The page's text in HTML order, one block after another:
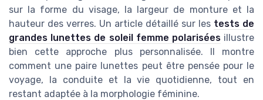
sur la forme du visage, la largeur de monture et la
hauteur des verres. Un article détaillé sur les tests de
grandes lunettes de soleil femme polariséesillustre
bien cette approche plus personnalisée. Il montre
comment une paire lunettes peut être pensée pour le
voyage, la conduite et la vie quotidienne, tout en
restant adaptée à la morphologie féminine.